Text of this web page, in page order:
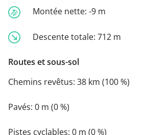
Montée nette: -9 m
Descente totale: 712 m
Routes et sous-sol
Chemins revêtus: 38 km (100 %)
Pavés: 0 m (0 %)
Pistes cyclables: 0 m (0 %)